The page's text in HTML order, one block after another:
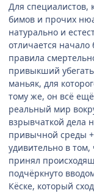
Для специалистов,
бимов и прочих
натурально и
отличается начало
правила
привыкший
маньяк, для
тому же, он всё
реальный мир
взрывчаткой дела
привычной среды
удивительно в
принял
подчёркнуто
Кёске, который